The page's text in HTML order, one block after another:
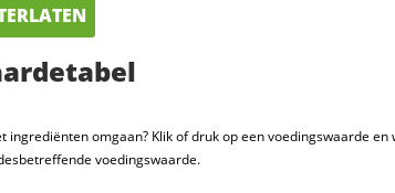
ingrediënten omgaan? Klik of druk op een voedingswaarde
voedingswaarde.